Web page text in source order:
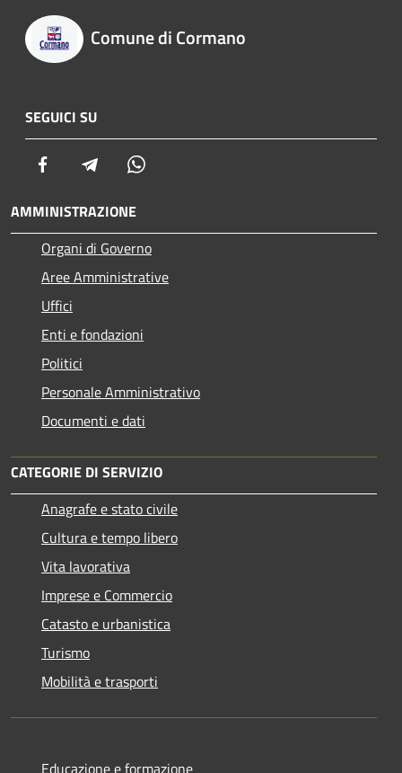
Comune di Cormano
SEGUICI SU
Facebook Telegram
AMMINISTRAZIONE
Organi di Governo
Aree Amministrative
Uffici
Enti e fondazioni
Politici
Personale Amministrativo
Documenti e dati
CATEGORIE DI SERVIZIO
Anagrafe e stato civile
Cultura e tempo libero
Vita lavorativa
Imprese e Commercio
Catasto e urbanistica
Turismo
Mobilità e trasporti
Educazione e formazione